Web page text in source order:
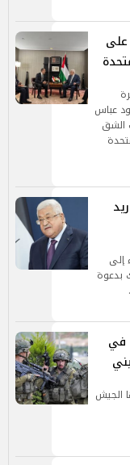
على
عباس
الشق
المتحدة
إلى
ساعة، وذلك بدعوة
في
الجيش